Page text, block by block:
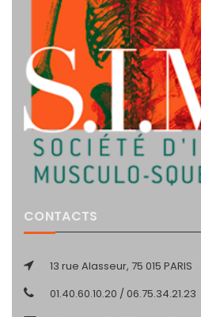
CONTACTS
13 rue Alasseur, 75 015 PARIS
01.40.60.10.20 / 06.75.34.21.23